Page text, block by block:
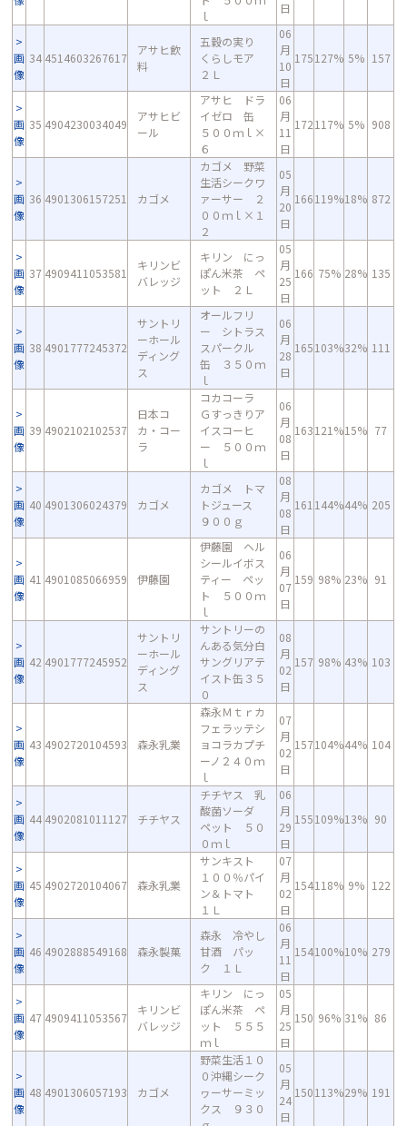
ｌ
日
画
像
34 4514603267617
アサヒ飲
料
五穀の実り
くらしモア
２Ｌ
06
月
10
日
175127% 5% 157
画
像
35 4904230034049
アサヒビ
ール
アサヒ ドラ
イゼロ 缶
５００ｍｌ×
６
06
月
11
日
172117% 5% 908
画
像
36 4901306157251 カゴメ
カゴメ 野菜
生活シークワ
ァーサー ２
００ｍｌ×１
２
05
月
20
日
166119%18% 872
画
像
37 4909411053581
キリンビ
バレッジ
キリン にっ
ぽん米茶 ペ
ット ２Ｌ
05
月
25
日
166 75% 28% 135
画
像
38 4901777245372
サントリ
ーホール
ディング
ス
オールフリ
ー シトラス
スパークル
缶 ３５０ｍ
ｌ
06
月
28
日
165103%32% 111
画
像
39 4902102102537
日本コ
カ・コー
ラ
コカコーラ
Ｇすっきりア
イスコーヒ
ー ５００ｍ
ｌ
06
月
08
日
163121%15% 77
画
像
40 4901306024379 カゴメ
カゴメ トマ
トジュース
９００ｇ
08
月
08
日
161 144%44% 205
画
像
41 4901085066959 伊藤園
伊藤園 ヘル
シールイボス
ティー ペッ
ト ５００ｍ
ｌ
06
月
07
日
159 98% 23% 91
画
像
42 4901777245952
サントリ
ーホール
ディング
ス
サントリーの
んある気分白
サングリアテ
イスト缶３５
０
08
月
02
日
157 98% 43% 103
画
像
43 4902720104593 森永乳業
森永Ｍｔｒカ
フェラッテシ
ョコラカプチ
ーノ２４０ｍ
ｌ
07
月
02
日
157104%44% 104
画
像
44 4902081011127 チチヤス
チチヤス 乳
酸菌ソーダ
ペット ５０
０ｍｌ
06
月
29
日
155109%13% 90
画
像
45 4902720104067 森永乳業
サンキスト
１００％パイ
ン＆トマト
１Ｌ
07
月
02
日
154118% 9% 122
画
像
46 4902888549168 森永製菓
森永 冷やし
甘酒 パッ
ク １Ｌ
06
月
11
日
154100%10% 279
画
像
47 4909411053567
キリンビ
バレッジ
キリン にっ
ぽん米茶 ペ
ット ５５５
ｍｌ
05
月
25
日
150 96% 31% 86
画
像
48 4901306057193 カゴメ
野菜生活１０
０沖縄シーク
ヮーサーミッ
クス ９３０
05
月
24
日
150113%29% 191